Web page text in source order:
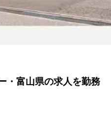
・富山県の求人を勤務